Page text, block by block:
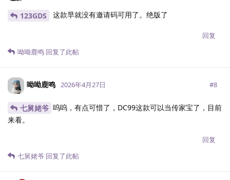
123GDS 这款早就没有邀请码可用了。绝版了
回复
呦呦鹿鸣 回复了此帖
呦呦鹿鸣 2026年4月27日 #8
七舅姥爷 呜呜，有点可惜了，DC99这款可以当传家宝了，目前
来看。
回复
七舅姥爷 回复了此帖